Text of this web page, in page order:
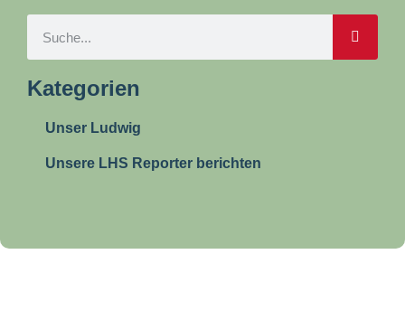
Kategorien
Unser Ludwig
Unsere LHS Reporter berichten